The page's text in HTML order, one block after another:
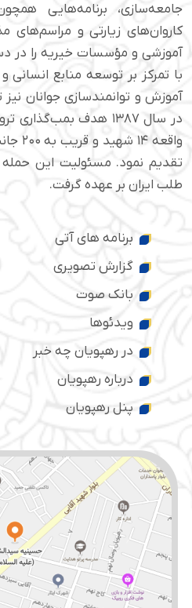
جامعه‌سازی، برنامه‌هایی
کاروان‌های زیارتی و مراسم‌های
آموزشی و مؤسسات خیریه را در
با تمرکز بر توسعه منابع انسانی
آموزش و توانمندسازی جوانان
در سال ۱۳۸۷ هدف
تقدیم نمود. مسئولیت این
طلب ایران بر عهده گرفت.
برنامه های آتی
گزارش تصویری
بانک صوت
ویدئوها
در رهپویان چه خبر
درباره رهپویان
پنل رهپویان